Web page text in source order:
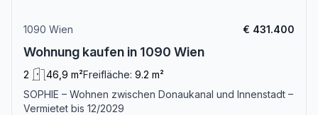
1090 Wien € 431.400
Wohnung kaufen in 1090 Wien
2 46,9 m²Freifläche: 9.2 m²
SOPHIE – Wohnen zwischen Donaukanal und Innenstadt –
Vermietet bis 12/2029